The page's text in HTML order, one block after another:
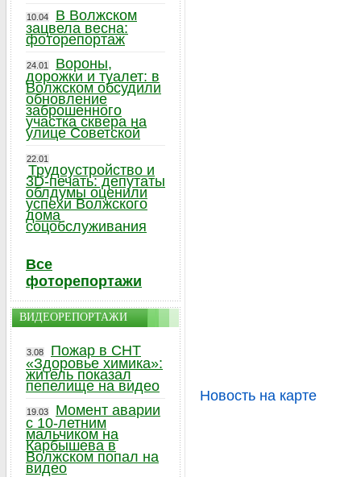
Новость на карте
10.04
В Волжском
зацвела весна:
фоторепортаж
24.01
Вороны,
дорожки и туалет: в
Волжском обсудили
обновление
заброшенного
участка сквера на
улице Советской
22.01
Трудоустройство и
3D-печать: депутаты
облдумы оценили
успехи Волжского
дома
соцобслуживания
Все
фоторепортажи
ВИДЕОРЕПОРТАЖИ
3.08
Пожар в СНТ
«Здоровье химика»:
житель показал
пепелище на видео
19.03
Момент аварии
с 10-летним
мальчиком на
Карбышева в
Волжском попал на
видео